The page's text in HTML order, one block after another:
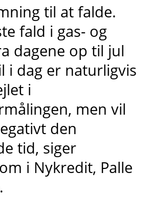
til at falde.
fald i gas- og
dagene op til jul
i dag er naturligvis
i
men vil
den
tid, siger
i Nykredit, Palle